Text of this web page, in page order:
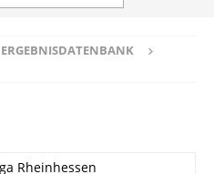
ERGEBNISDATENBANK
Rheinhessen